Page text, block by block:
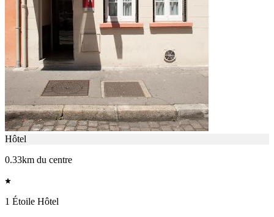
Hôtel
0.33km du centre
1 Étoile Hôtel